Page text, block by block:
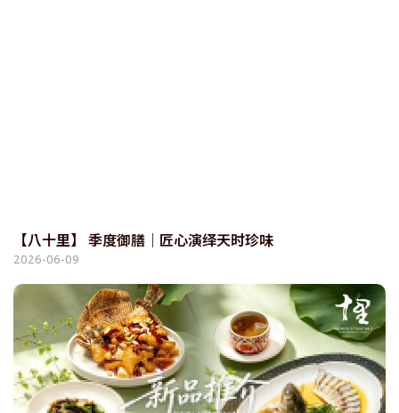
【八十里】 季度御膳｜匠心演绎天时珍味
2026-06-09